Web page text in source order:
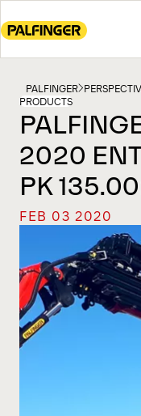
to
footer
content
PALFINGER
PRODUCTS
2020
PK
FEB 03 2020